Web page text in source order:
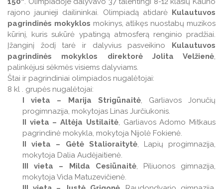
Veiklos ataskaitos
Naudingos nuorodos TAU studentams
Leidiniai
Veiklos ataskaitos
rajono jaunieji dailininkai. Olimpiadą atidarė Kulautuvos
pagrindinės mokyklos mokinys, atlikęs nuostabų muzikos
kūrinį, kuris sukūrė ypatingą atmosferą renginio pradžiai.
Įžanginį žodį tarė ir dalyvius pasveikino Kulautuvos
pagrindinės mokyklos direktorė Jolita Velžienė,
palinkėjusi sėkmės visiems dalyviams.
Štai ir pagrindiniai olimpiados nugalėtojai:
8 kl . grupės nugalėtojai:
I vieta – Marija Strigūnaitė, Garliavos Jonučių
progimnazija, mokytojas Linas Jurčiukonis.
II vieta – Altėja Ustilaitė, Garliavos Adomo Mitkaus
pagrindinė mokykla, mokytoja Nijolė Fokienė.
II vieta – Gėtė Stalioraitytė, Lapių progimnazija,
mokytoja Dalia Audėjaitienė.
III vieta – Milda Cesiūnaitė, Piliuonos gimnazija,
mokytoja Vida Matuzevičienė.